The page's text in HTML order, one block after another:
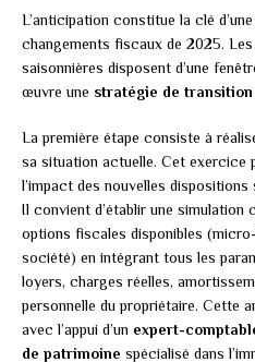
L’anticipation constitue la clé
changements fiscaux de 2025.
saisonnières disposent d’une
œuvre une stratégie de transition
La première étape consiste à
sa situation actuelle. Cet exercice
l’impact des nouvelles
Il convient d’établir une
options fiscales disponibles
société) en intégrant tous les
loyers, charges réelles,
personnelle du propriétaire. Cette
avec l’appui d’un expert-
de patrimoine spécialisé dans